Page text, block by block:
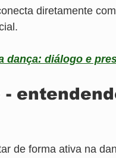
diretamente
dança: diálogo e
de forma ativa na